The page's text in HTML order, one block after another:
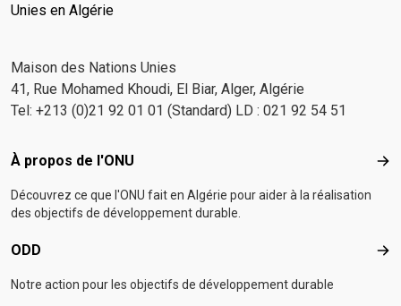
Unies en Algérie
Maison des Nations Unies
41, Rue Mohamed Khoudi, El Biar, Alger, Algérie
Tel: +213 (0)21 92 01 01 (Standard) LD : 021 92 54 51
Footer menu
À propos de l'ONU À
Découvrez ce que l'ONU fait en Algérie pour aider à la réalisation
des objectifs de développement durable.
ODD
Notre action pour les objectifs de développement durable